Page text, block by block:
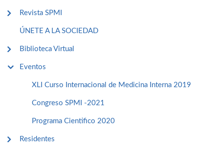
Revista SPMI
ÚNETE A LA SOCIEDAD
Biblioteca Virtual
Eventos
XLI Curso Internacional de Medicina Interna 2019
Congreso SPMI -2021
Programa Cientifico 2020
Residentes